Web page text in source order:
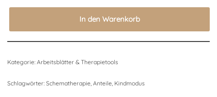
In den Warenkorb
Kategorie: Arbeitsblätter & Therapietools
Schlagwörter: Schematherapie Anteile Kindmodus